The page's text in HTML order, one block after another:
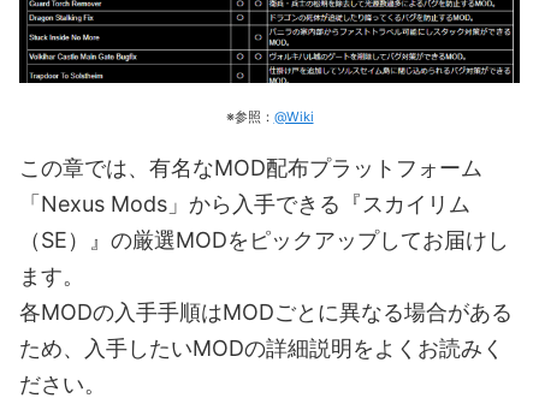
※参照： @Wiki
この章では、有名なMOD配布プラットフォーム
「Nexus Mods」から入手できる『スカイリム
（SE）』の厳選MODをピックアップしてお届けし
ます。
各MODの入手手順はMODごとに異なる場合がある
ため、入手したいMODの詳細説明をよくお読みく
ださい。